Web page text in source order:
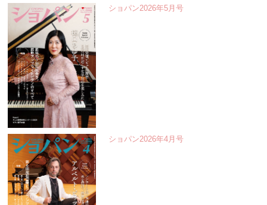
ショパン2026年5月号
ショパン2026年4月号